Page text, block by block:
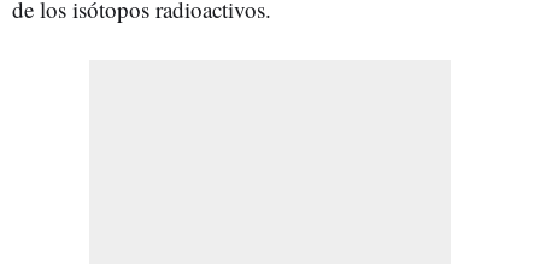
de los isótopos radioactivos.